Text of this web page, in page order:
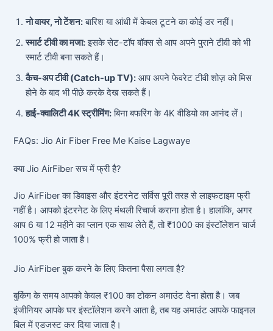
नो वायर, नो टेंशन:बारिश या आंधी में केबल टूटने का कोई डर नहीं।
स्मार्ट टीवी का मजा:इसके सेट-टॉप बॉक्स से आप अपने पुराने टीवी को भी
स्मार्ट टीवी बना सकते हैं।
कैच-अप टीवी (Catch-up TV): आप अपने फेवरेट टीवी शोज़ को मिस
होने के बाद भी पीछे करके देख सकते हैं।
हाई-क्वालिटी 4K स्ट्रीमिंग:बिना बफरिंग के 4K वीडियो का आनंद लें।
FAQs: Jio Air Fiber Free Me Kaise Lagwaye
क्या Jio AirFiber सच में फ्री है?
Jio AirFiber का डिवाइस और इंटरनेट सर्विस पूरी तरह से लाइफटाइम फ्री
नहीं है। आपको इंटरनेट के लिए मंथली रिचार्ज कराना होता है। हालांकि, अगर
आप 6 या 12 महीने का प्लान एक साथ लेते हैं, तो ₹1000 का इंस्टॉलेशन चार्ज
100% फ्री हो जाता है।
Jio AirFiber बुक करने के लिए कितना पैसा लगता है?
बुकिंग के समय आपको केवल ₹100 का टोकन अमाउंट देना होता है। जब
इंजीनियर आपके घर इंस्टॉलेशन करने आता है, तब यह अमाउंट आपके फाइनल
बिल में एडजस्ट कर दिया जाता है।